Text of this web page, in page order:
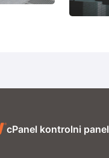
cPanel kontrolni panel